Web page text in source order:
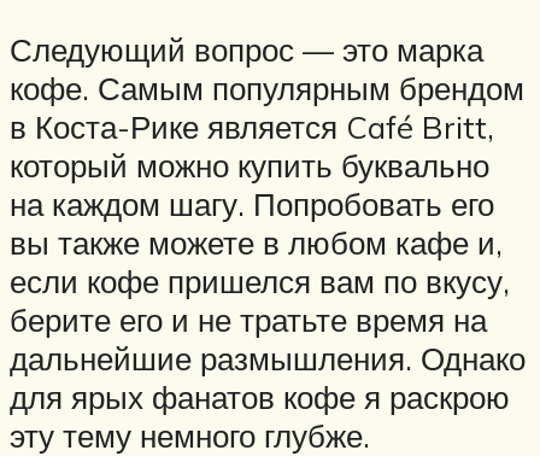
Следующий вопрос — это марка
кофе. Самым популярным брендом
в Коста-Рике является Café Britt,
который можно купить буквально
на каждом шагу. Попробовать его
вы также можете в любом кафе и,
если кофе пришелся вам по вкусу,
берите его и не тратьте время на
дальнейшие размышления. Однако
для ярых фанатов кофе я раскрою
эту тему немного глубже.